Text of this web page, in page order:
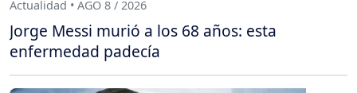
Actualidad • AGO 8 / 2026
Jorge Messi murió a los 68 años: esta
enfermedad padecía